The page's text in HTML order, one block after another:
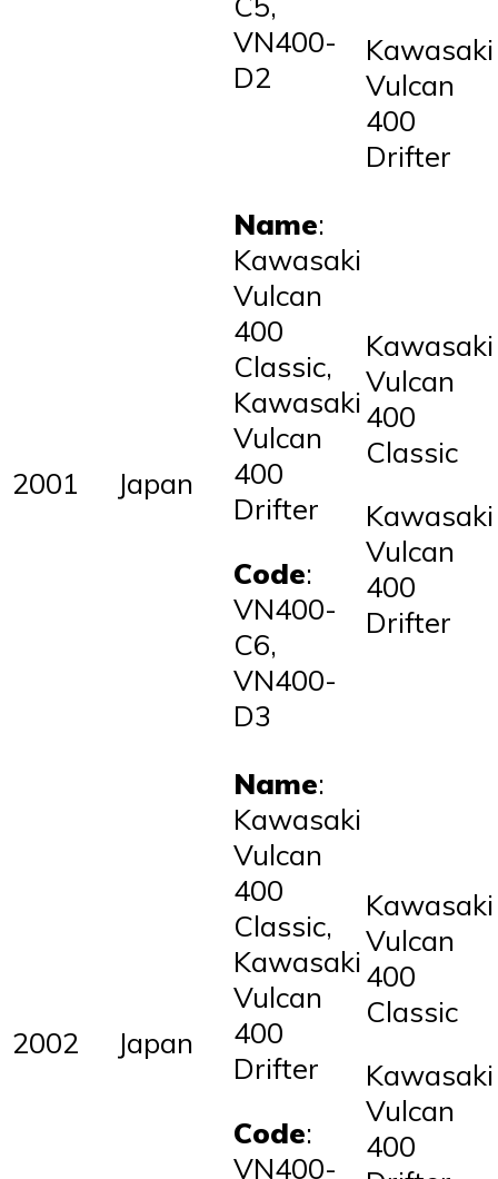
VN400-
D2
Kawasaki
Vulcan
400
Drifter
2001 Japan
Name:
Kawasaki
Vulcan
400
Classic,
Kawasaki
Vulcan
400
Drifter
Code:
VN400-
C6,
VN400-
D3
Kawasaki
Vulcan
400
Classic
Kawasaki
Vulcan
400
Drifter
2002 Japan
Name:
Kawasaki
Vulcan
400
Classic,
Kawasaki
Vulcan
400
Drifter
Code:
VN400-
Kawasaki
Vulcan
400
Classic
Kawasaki
Vulcan
400